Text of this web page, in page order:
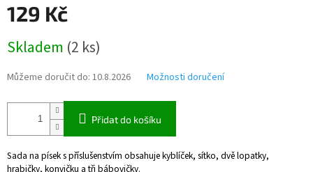
129 Kč
cena:
Skladem (2 ks)
Můžeme doručit do: 10.8.2026 Možnosti doručení
Přidat do košíku
Sada na písek s příslušenstvím obsahuje kyblíček, sítko, dvě lopatky,
hrabičky, konvičku a tři bábovičky.